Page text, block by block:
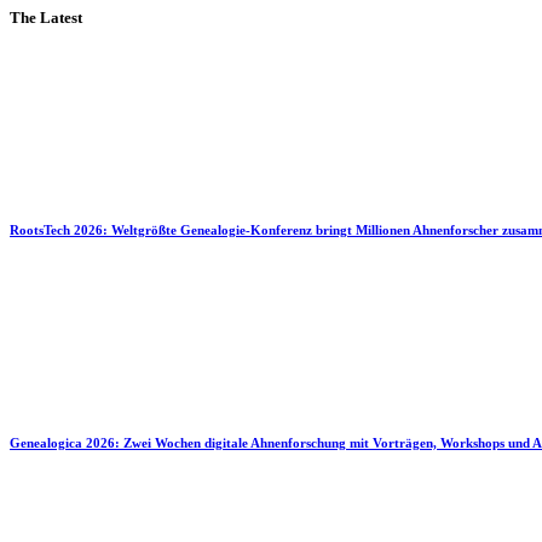
The Latest
RootsTech 2026: Weltgrößte Genealogie-Konferenz bringt Millionen Ahnenforscher
Genealogica 2026: Zwei Wochen digitale Ahnenforschung mit Vorträgen, Workshops und